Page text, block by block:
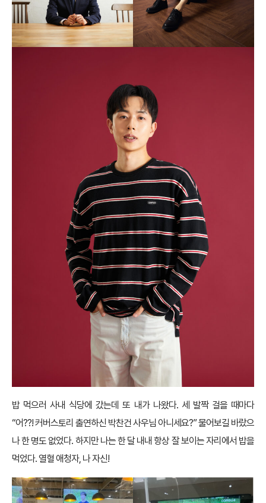
밥 먹으러 사내 식당에 갔는데 또 내가 나왔다. 세 발짝 걸을 때마다
“어??! 커버스토리 출연하신 박찬건 사우님 아니세요?” 물어보길 바랐으
나 한 명도 없었다. 하지만 나는 한 달 내내 항상 잘 보이는 자리에서 밥을
먹었다. 열혈 애청자, 나 자신!